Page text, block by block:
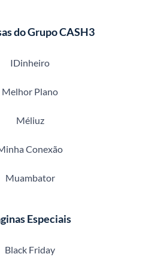
do Grupo CASH3
IDinheiro
Melhor Plano
Méliuz
Conexão
Muambator
Especiais
Black Friday